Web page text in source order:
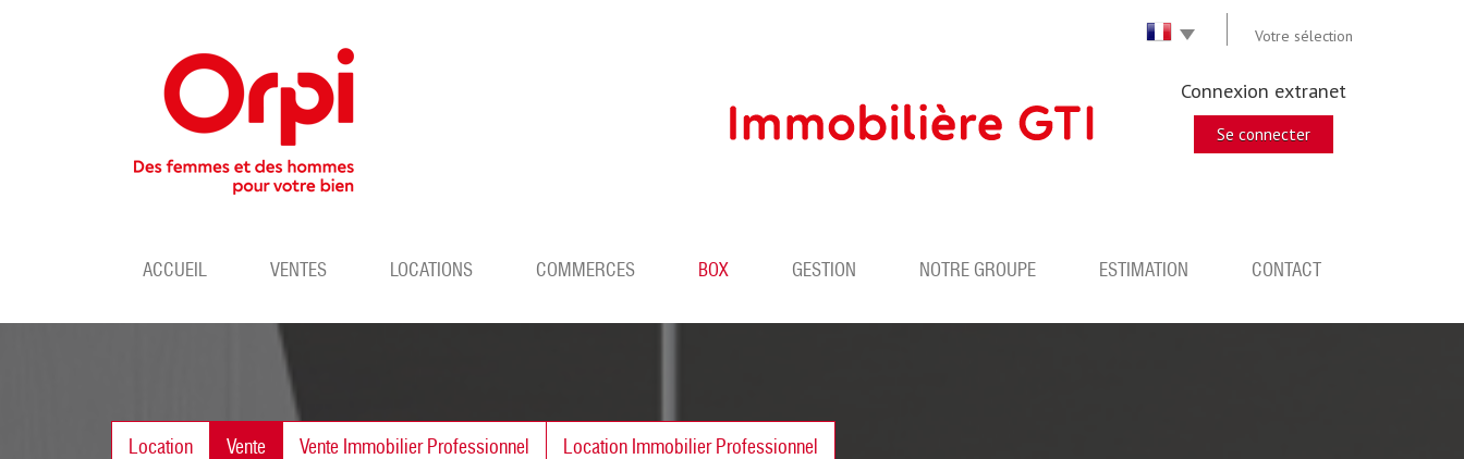
Votre sélection
Connexion extranet
Se connecter
ACCUEIL VENTES LOCATIONS COMMERCES BOX GESTION NOTRE GROUPE ESTIMATION CONTACT
Location Vente Vente Immobilier Professionnel Location Immobilier Professionnel